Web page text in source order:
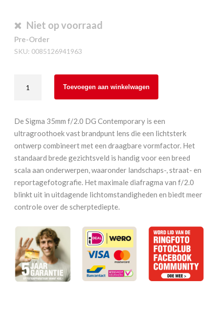
Niet op voorraad
Pre-Order
SKU: 0085126941963
F2
DG
Contemporary
L-
Mount
aantal
Toevoegen aan winkelwagen
De Sigma 35mm f/2.0 DG Contemporary is een
ultragroothoek vast brandpunt lens die een lichtsterk
ontwerp combineert met een draagbare vormfactor. Het
standaard brede gezichtsveld is handig voor een breed
scala aan onderwerpen, waaronder landschaps-, straat- en
reportagefotografie. Het maximale diafragma van f/2.0
blinkt uit in uitdagende lichtomstandigheden en biedt meer
controle over de scherptediepte.